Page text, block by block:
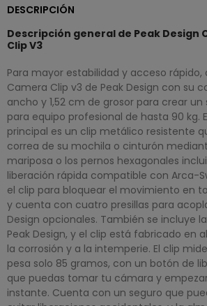
DESCRIPCIÓN
Descripción general de Peak Design
Clip V3
Para mayor estabilidad y acceso
Camera Clip v3 de Peak Design con su
ancho y 1,52 cm de grosor para crear
para equipo profesional de hasta 90 kg.
principal es un clip metálico resistente
correa de su mochila o cinturón
mariposa o los pernos hexagonales
liberación rápida compatible con Arca-
el clip para bloquear el movimiento en
y cuenta con cuatro presillas para
Design opcionales. También se incluye
Peak Design, y el clip está fabricado en
la corrosión y a la intemperie. El clip
pesa solo 85 gramos, con un botón de
que puedas tomar tu cámara y
instante. Cuenta con un seguro que